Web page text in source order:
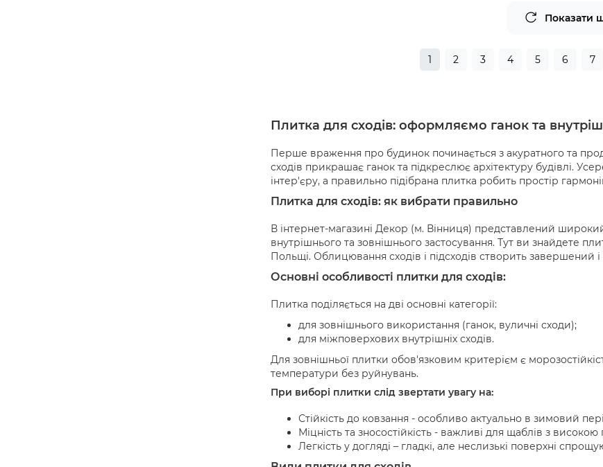
Показати
1 2 3 4 5 6 7
Плитка для сходів: оформляємо ганок та
Перше враження про будинок починається з акуратного та
сходів прикрашає ганок та підкреслює архітектуру будівлі.
інтер'єру, а правильно підібрана плитка робить простір
Плитка для сходів: як вибрати правильно
В інтернет-магазині Декор (м. Вінниця) представлений
внутрішнього та зовнішнього застосування. Тут ви знайдете
Польщі. Облицювання сходів і підсходів створить завершений
Основні особливості плитки для сходів:
Плитка поділяється на дві основні категорії:
для зовнішнього використання (ганок, вуличні сходи);
для міжповерхових внутрішніх сходів.
Для зовнішньої плитки обов'язковим критерієм є
температури без руйнувань.
При виборі плитки слід звертати увагу на:
Стійкість до ковзання - особливо актуально в зимовий
Міцність та зносостійкість - важливі для щаблів з високою
Легкість у догляді – гладкі, але неслизькі поверхні